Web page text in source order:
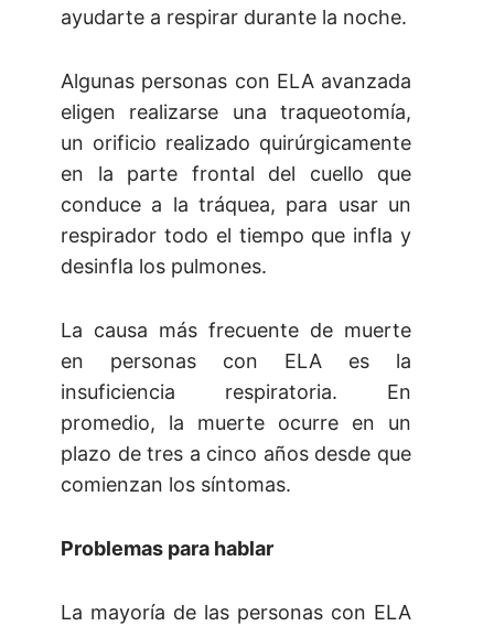
ayudarte a respirar durante la noche.
Algunas personas con ELA avanzada
eligen realizarse una traqueotomía,
un orificio realizado quirúrgicamente
en la parte frontal del cuello que
conduce a la tráquea, para usar un
respirador todo el tiempo que infla y
desinfla los pulmones.
La causa más frecuente de muerte
en personas con ELA es la
insuficiencia respiratoria. En
promedio, la muerte ocurre en un
plazo de tres a cinco años desde que
comienzan los síntomas.
Problemas para hablar
La mayoría de las personas con ELA